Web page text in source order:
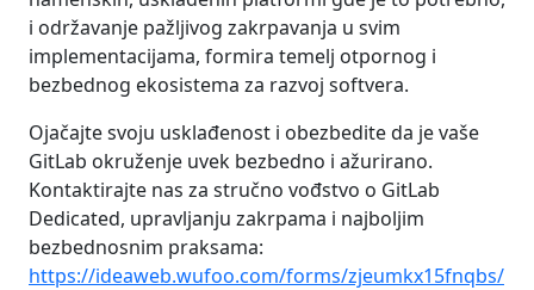
i održavanje pažljivog zakrpavanja u svim
implementacijama, formira temelj otpornog i
bezbednog ekosistema za razvoj softvera.
Ojačajte svoju usklađenost i obezbedite da je vaše
GitLab okruženje uvek bezbedno i ažurirano.
Kontaktirajte nas za stručno vođstvo o GitLab
Dedicated, upravljanju zakrpama i najboljim
bezbednosnim praksama:
https://ideaweb.wufoo.com/forms/zjeumkx15fnqbs/